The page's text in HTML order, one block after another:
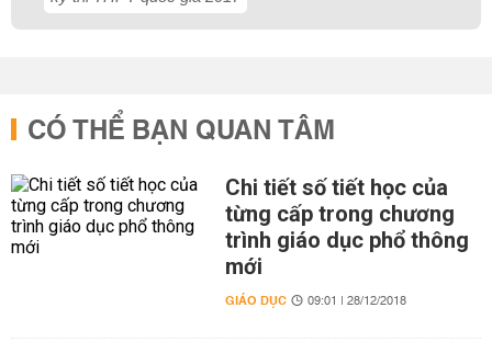
CÓ THỂ BẠN QUAN TÂM
Chi tiết số tiết học của
từng cấp trong chương
trình giáo dục phổ thông
mới
GIÁO DỤC 09:01 | 28/12/2018